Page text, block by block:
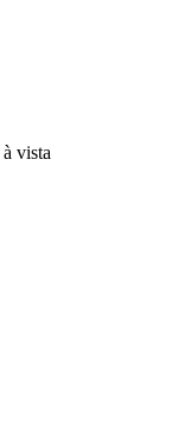
à vista